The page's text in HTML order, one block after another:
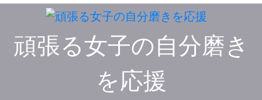
頑張る女子の自分磨き
を応援